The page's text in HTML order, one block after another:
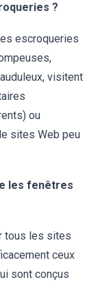
?
escroqueries
visitent
ou
sites Web peu
les fenêtres
tous les sites
ceux
sont conçus